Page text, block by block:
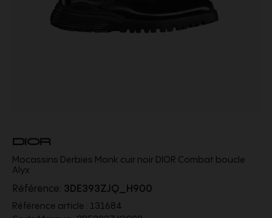
DIOR
Mocassins Derbies Monk cuir noir DIOR Combat boucle
Alyx
Référence: 3DE393ZJQ_H900
Référence article : 131684